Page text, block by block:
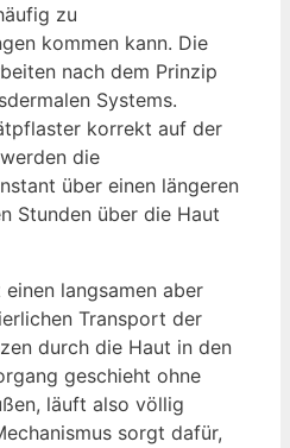
zu
kommen kann. Die
nach dem Prinzip
Systems.
korrekt auf der
die
über einen längeren
Stunden über die Haut
langsamen aber
Transport der
durch die Haut in den
geschieht ohne
läuft also völlig
sorgt dafür,